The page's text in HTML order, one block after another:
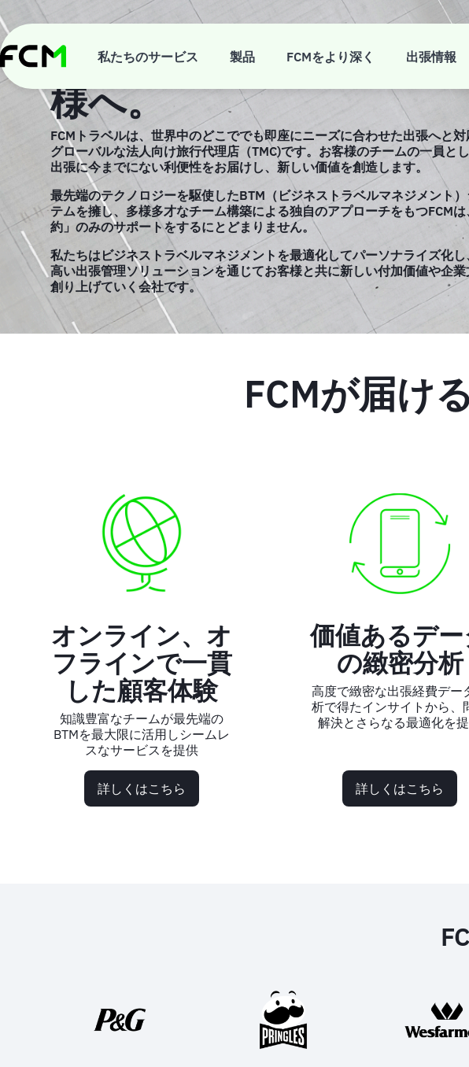
to
main
content
私たちのサービス 製品 FCMをより深く 出張情報
他にはない出張を、お客
様へ。
FCMトラベルは、世界中のどこででも即座にニーズに合わせた出張へと対
グローバルな法人向け旅行代理店（TMC)です。お客様のチームの一員とし
出張に今までにない利便性をお届けし、新しい価値を創造します。
最先端のテクノロジーを駆使したBTM（ビジネストラベルマネジメント）
テムを擁し、多様多才なチーム構築による独自のアプローチをもつFCM
約」のみのサポートをするにとどまりません。
私たちはビジネストラベルマネジメントを最適化してパーソナライズ化
高い出張管理ソリューションを通じてお客様と共に新しい付加価値や企
創り上げていく会社です。
FCMが届け
オンライン、オ
フラインで一貫
した顧客体験
知識豊富なチームが最先端の
BTMを最大限に活用しシームレ
スなサービスを提供
詳しくはこちら
価値あるデー
の緻密分析
高度で緻密な出張経費デー
析で得たインサイトから、
解決とさらなる最適化を
詳しくはこちら